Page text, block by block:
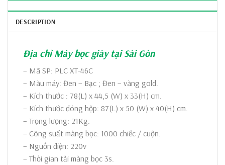
DESCRIPTION
Địa chỉ Máy bọc giày tại Sài Gòn
– Mã SP: PLC XT-46C
– Màu máy: Đen – Bạc ; Đen – vàng gold.
– Kích thước : 78(L) x 44,5 (W) x 33(H) cm.
– Kích thước đóng hộp: 87(L) x 50 (W) x 40(H) cm.
– Trọng lượng: 21Kg.
– Công suất màng bọc: 1000 chiếc / cuộn.
– Nguồn điện: 220v
– Thời gian tải màng bọc 3s.